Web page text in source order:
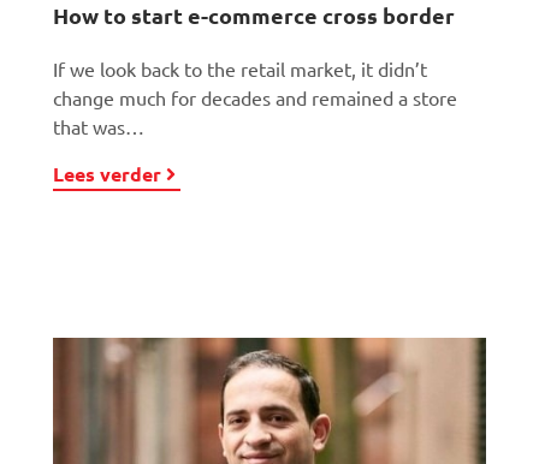
How to start e-commerce cross border
If we look back to the retail market, it didn’t
change much for decades and remained a store
that was…
Lees verder